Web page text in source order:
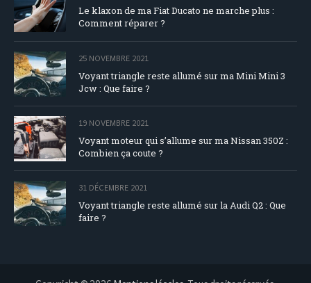
Le klaxon de ma Fiat Ducato ne marche plus :
Comment réparer ?
25 NOVEMBRE 2021
Voyant triangle reste allumé sur ma Mini Mini 3
Jcw : Que faire ?
19 NOVEMBRE 2021
Voyant moteur qui s’allume sur ma Nissan 350Z :
Combien ça coute ?
31 DÉCEMBRE 2021
Voyant triangle reste allumé sur la Audi Q2 : Que
faire ?